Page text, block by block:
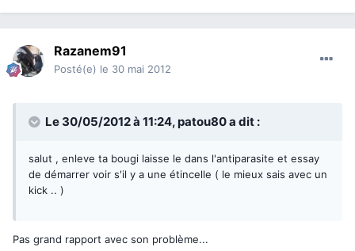
Razanem91
Posté(e) le 30 mai 2012
Le 30/05/2012 à 11:24, patou80 a dit :
salut , enleve ta bougi laisse le dans l'antiparasite et essay
de démarrer voir s'il y a une étincelle ( le mieux sais avec un
kick .. )
Pas grand rapport avec son problème...